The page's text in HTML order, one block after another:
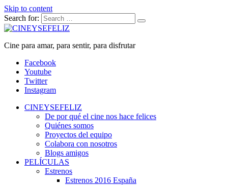
Skip to content
Search for:
CINEYSEFELIZ
Cine para amar, para sentir, para disfrutar
Facebook
Youtube
Twitter
Instagram
CINEYSEFELIZ
De por qué el cine nos hace felices
Quiénes somos
Proyectos del equipo
Colabora con nosotros
Blogs amigos
PELÍCULAS
Estrenos
Estrenos 2016 España